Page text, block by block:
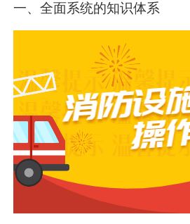
一、全面系统的知识体系